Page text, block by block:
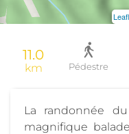
11.0
km Pédestre
La randonnée
magnifique